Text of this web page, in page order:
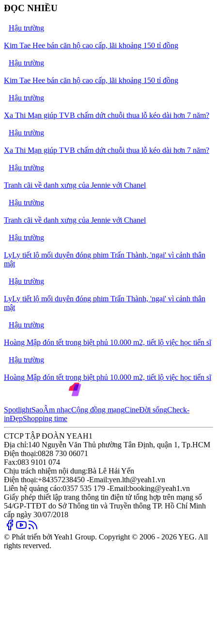
ĐỌC NHIỀU
Hậu trường
Kim Tae Hee bán căn hộ cao cấp, lãi khoảng 150 tỉ đồng
Hậu trường
Kim Tae Hee bán căn hộ cao cấp, lãi khoảng 150 tỉ đồng
Hậu trường
Xa Thi Mạn giúp TVB chấm dứt chuỗi thua lỗ kéo dài hơn 7 năm?
Hậu trường
Xa Thi Mạn giúp TVB chấm dứt chuỗi thua lỗ kéo dài hơn 7 năm?
Hậu trường
Tranh cãi về danh xưng của Jennie với Chanel
Hậu trường
Tranh cãi về danh xưng của Jennie với Chanel
Hậu trường
LyLy tiết lộ mối duyên đóng phim Trấn Thành, 'ngại' vì cảnh thân
mật
Hậu trường
LyLy tiết lộ mối duyên đóng phim Trấn Thành, 'ngại' vì cảnh thân
mật
Hậu trường
Hoàng Mập đón tết trong biệt phủ 10.000 m2, tiết lộ việc học tiến sĩ
Hậu trường
Hoàng Mập đón tết trong biệt phủ 10.000 m2, tiết lộ việc học tiến sĩ
SpotlightSaoÂm nhạcCộng đồng mạngCineĐời sốngCheck-
inĐẹpShopping time
CTCP TẬP ĐOÀN YEAH1
Địa chỉ:140 Nguyễn Văn Thủ phường Tân Định, quận 1, Tp.HCM
Điện thoại:0828 730 06071
Fax:083 9101 074
Chịu trách nhiệm nội dung:Bà Lê Hải Yến
Điện thoại:+84357238450 -Email:yen.lth@yeah1.vn
Liên hệ quảng cáo:0357 535 179 -Email:booking@yeah1.vn
Giấy phép thiết lập trang thông tin điện tử tổng hợp trên mạng số
54/GP-TTĐT do Sở Thông tin và Truyền thông TP. Hồ Chí Minh
cấp ngày 30/07/2018
© Phát triển bởi Yeah1 Group. Copyright © 2006 - 2026 YEG. All
rights reverved.